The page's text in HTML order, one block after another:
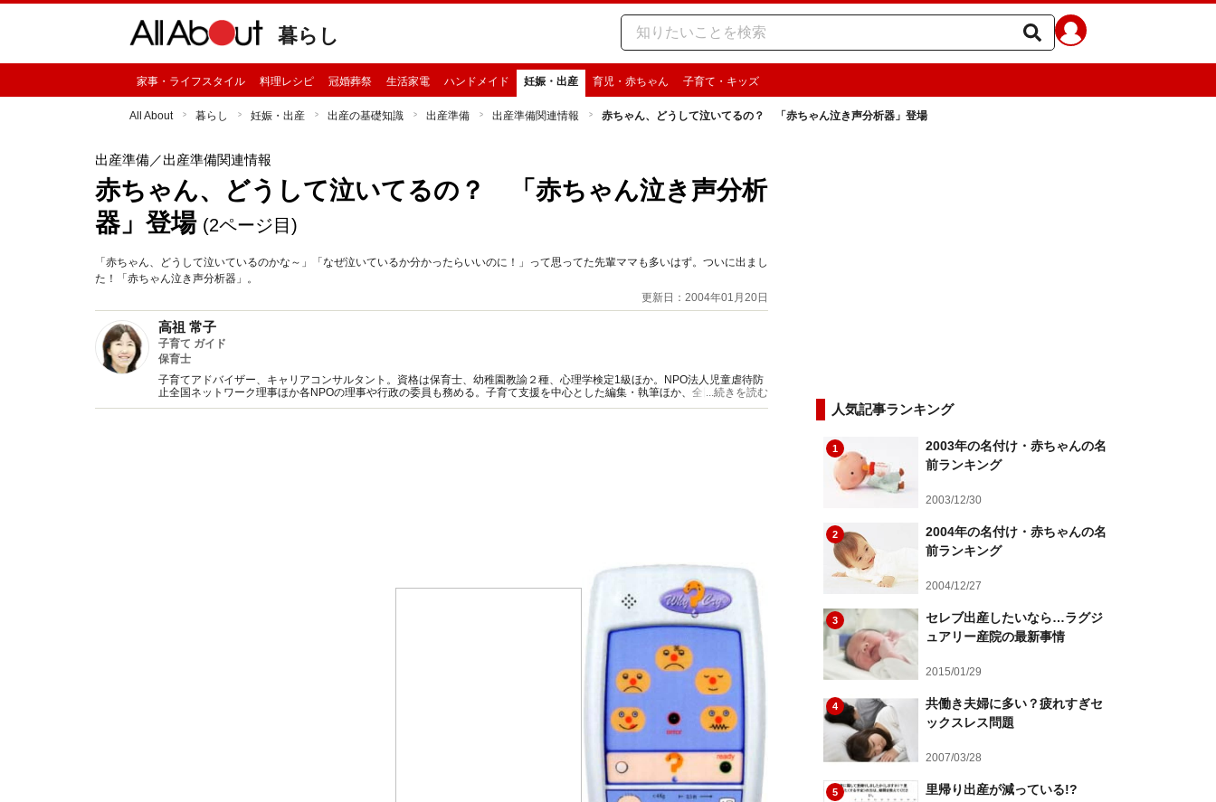
暮らし
家事・ライフスタイル 料理レシピ 冠婚葬祭 生活家電 ハンドメイド 妊娠・出産 育児・赤ちゃん 子育て・キッズ
All About 暮らし 妊娠・出産 出産の基礎知識 出産準備 出産準備関連情報 赤ちゃん、どうして泣いてるの？ 「赤ちゃん泣き声分析器」登場
出産準備／出産準備関連情報
赤ちゃん、どうして泣いてるの？ 「赤ちゃん泣き声分析
器」登場 (2ページ目)
「赤ちゃん、どうして泣いているのかな～」「なぜ泣いているか分かったらいいのに！」って思ってた先輩ママも多いはず。ついに出まし
た！「赤ちゃん泣き声分析器」。
更新日：2004年01月20日
高祖 常子
子育て ガイド
保育士
子育てアドバイザー、キャリアコンサルタント。資格は保育士、幼稚園教諭２種、心理学検定1級ほか。NPO法人児童虐待防
止全国ネットワーク理事ほか各NPOの理事や行政の委員も務める。子育て支援を中心とした編集・執筆ほか、全国で講演を行
っている。著書は『感情的にならない子育て』（かんき出版）ほか。3児の母。
...続きを読む
人気記事ランキング
1
2003年の名付け・赤ちゃんの名
前ランキング
2003/12/30
2
2004年の名付け・赤ちゃんの名
前ランキング
2004/12/27
3
セレブ出産したいなら…ラグジ
ュアリー産院の最新事情
2015/01/29
4
共働き夫婦に多い？疲れすぎセ
ックスレス問題
2007/03/28
5 里帰り出産が減っている!?